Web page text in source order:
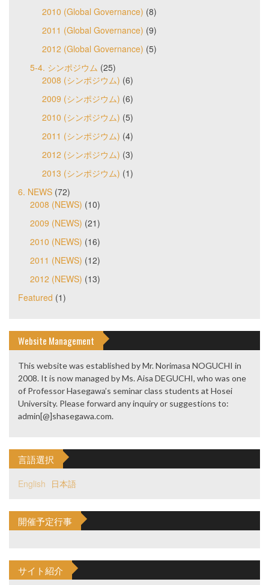
2010 (Global Governance) (8)
2011 (Global Governance) (9)
2012 (Global Governance) (5)
5-4. シンポジウム (25)
2008 (シンポジウム) (6)
2009 (シンポジウム) (6)
2010 (シンポジウム) (5)
2011 (シンポジウム) (4)
2012 (シンポジウム) (3)
2013 (シンポジウム) (1)
6. NEWS (72)
2008 (NEWS) (10)
2009 (NEWS) (21)
2010 (NEWS) (16)
2011 (NEWS) (12)
2012 (NEWS) (13)
Featured (1)
Website Management
This website was established by Mr. Norimasa NOGUCHI in
2008. It is now managed by Ms. Aisa DEGUCHI, who was one
of Professor Hasegawa’s seminar class students at Hosei
University. Please forward any inquiry or suggestions to:
admin[@]shasegawa.com.
言語選択
English 日本語
開催予定行事
サイト紹介